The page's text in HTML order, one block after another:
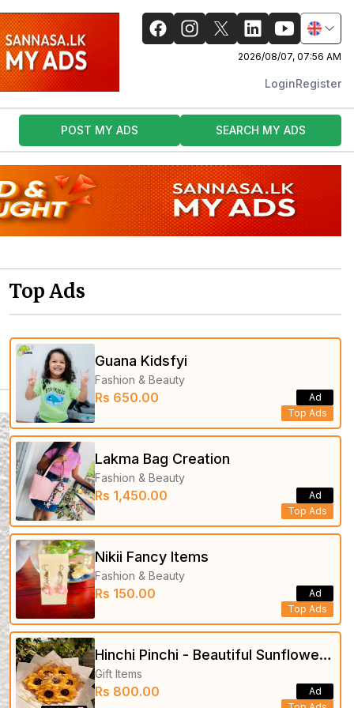
2026/08/07, 07:56 AM
LoginRegister
POST MY ADS SEARCH MY ADS
Top Ads
Guana Kidsfyi
Fashion & Beauty
Rs 650.00
Top Ads
Ad
Lakma Bag Creation
Fashion & Beauty
Rs 1,450.00
Top Ads
Ad
Nikii Fancy Items
Fashion & Beauty
Rs 150.00
Top Ads
Ad
Hinchi Pinchi - Beautiful Sunflower
Bouquets
Gift Items
Rs 800.00 Ad